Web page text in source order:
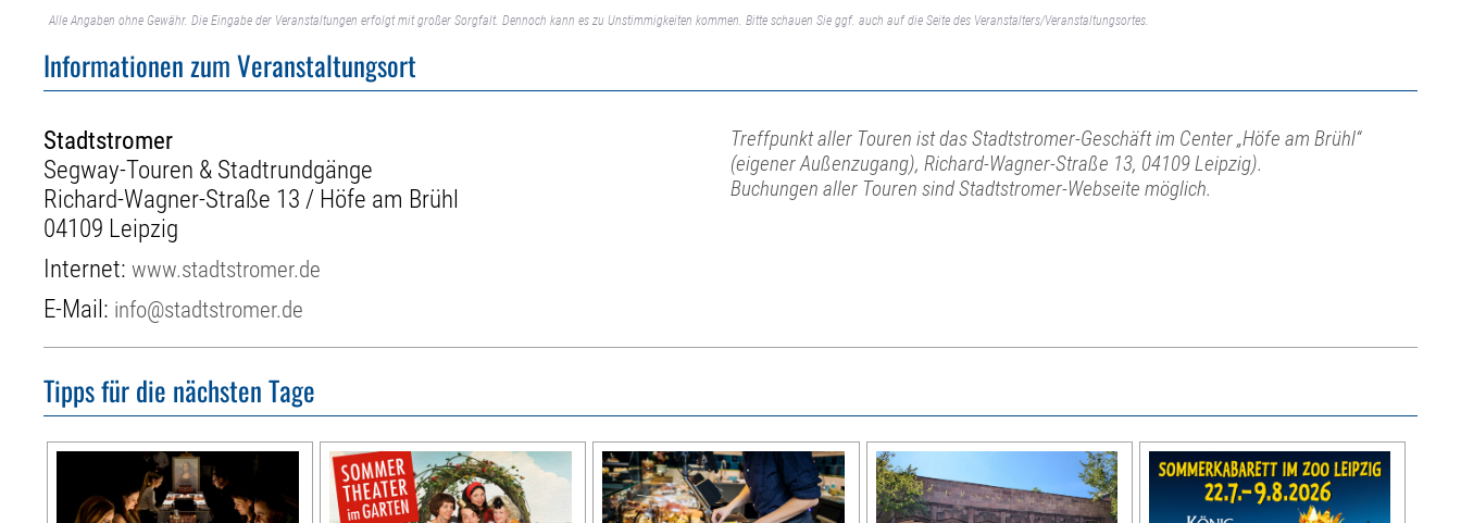
Alle Angaben ohne Gewähr. Die Eingabe der Veranstaltungen erfolgt mit großer Sorgfalt. Dennoch kann es zu Unstimmigkeiten kommen. Bitte schauen Sie ggf. auch auf die Seite des Veranstalters/Veranstaltungsortes.
Informationen zum Veranstaltungsort
Stadtstromer
Segway-Touren & Stadtrundgänge
Richard-Wagner-Straße 13 / Höfe am Brühl
04109 Leipzig
Internet:www.stadtstromer.de
E-Mail: info@stadtstromer.de
Treffpunkt aller Touren ist das Stadtstromer-Geschäft im Center „Höfe am Brühl“
(eigener Außenzugang), Richard-Wagner-Straße 13, 04109 Leipzig).
Buchungen aller Touren sind Stadtstromer-Webseite möglich.
Tipps für die nächsten Tage